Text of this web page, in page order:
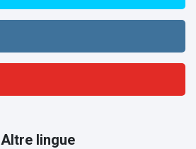
Altre lingue